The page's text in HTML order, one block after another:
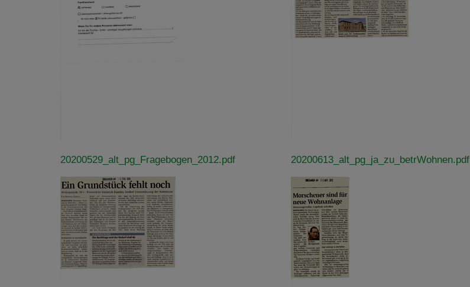
20200529_alt_pg_Fragebogen_2012.pdf 20200613_alt_pg_ja_zu_betrWohnen.pdf
SPEICHERN
Details anzeigen